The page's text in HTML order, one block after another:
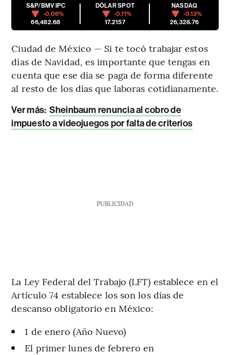
S&P/BMV IPC
-0.06%
66,482.68
DÓLAR SPOT
-0.11%
17.2157
NASDAQ
-0.13%
26,328.76
Ciudad de México — Si te tocó trabajar estos
días de Navidad, es importante que tengas en
cuenta que ese día se paga de forma diferente
al resto de los días que laboras cotidianamente.
Ver más: Sheinbaum renuncia al cobro de
impuesto a videojuegos por falta de criterios
PUBLICIDAD
La Ley Federal del Trabajo (LFT) establece en el
Artículo 74 establece los son los días de
descanso obligatorio en México:
1 de enero (Año Nuevo)
El primer lunes de febrero en